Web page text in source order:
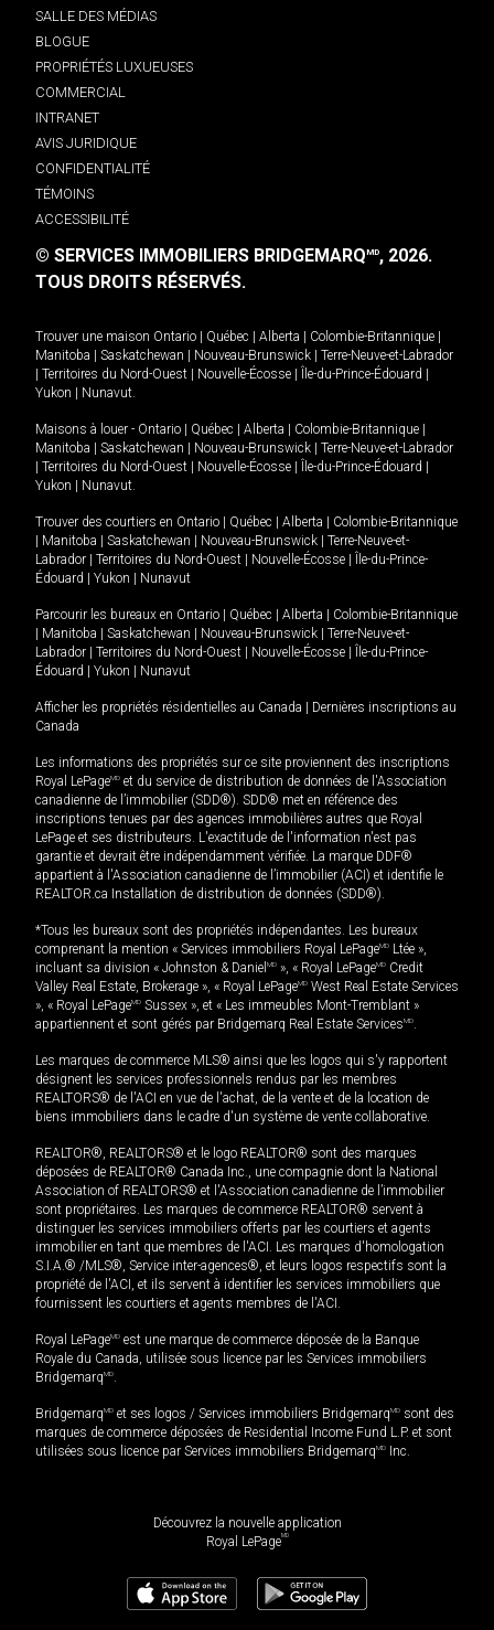
SALLE DES MÉDIAS
BLOGUE
PROPRIÉTÉS LUXUEUSES
COMMERCIAL
INTRANET
AVIS JURIDIQUE
CONFIDENTIALITÉ
TÉMOINS
ACCESSIBILITÉ
© SERVICES IMMOBILIERS BRIDGEMARQMD, 2026.
TOUS DROITS RÉSERVÉS.
Trouver une maison Ontario | Québec | Alberta | Colombie-Britannique |
Manitoba | Saskatchewan | Nouveau-Brunswick | Terre-Neuve-et-Labrador
| Territoires du Nord-Ouest | Nouvelle-Écosse | Île-du-Prince-Édouard |
Yukon | Nunavut
Maisons à louer - Ontario | Québec | Alberta | Colombie-Britannique |
Manitoba | Saskatchewan | Nouveau-Brunswick | Terre-Neuve-et-Labrador
| Territoires du Nord-Ouest | Nouvelle-Écosse | Île-du-Prince-Édouard |
Yukon | Nunavut
Trouver des courtiers en Ontario | Québec | Alberta | Colombie-Britannique
| Manitoba | Saskatchewan | Nouveau-Brunswick | Terre-Neuve-et-
Labrador | Territoires du Nord-Ouest | Nouvelle-Écosse | Île-du-Prince-
Édouard | Yukon | Nunavut
Parcourir les bureaux en Ontario | Québec | Alberta | Colombie-Britannique
| Manitoba | Saskatchewan | Nouveau-Brunswick | Terre-Neuve-et-
Labrador | Territoires du Nord-Ouest | Nouvelle-Écosse | Île-du-Prince-
Édouard | Yukon | Nunavut
Afficher les propriétés résidentielles au Canada | Dernières inscriptions au
Canada
Les informations des propriétés sur ce site proviennent des inscriptions
Royal LePageMD et du service de distribution de données de l'Association
canadienne de l’immobilier (SDD®). SDD® met en référence des
inscriptions tenues par des agences immobilières autres que Royal
LePage et ses distributeurs. L'exactitude de l'information n'est pas
garantie et devrait être indépendamment vérifiée. La marque DDF®
appartient à l'Association canadienne de l’immobilier (ACI) et identifie le
REALTOR.ca Installation de distribution de données (SDD®).
*Tous les bureaux sont des propriétés indépendantes. Les bureaux
comprenant la mention « Services immobiliers Royal LePageMD Ltée »,
incluant sa division « Johnston & Daniel MD », « Royal LePageMD Credit
Valley Real Estate, Brokerage », « Royal LePageMD West Real Estate Services
», « Royal LePageMD Sussex », et « Les immeubles Mont-Tremblant »
appartiennent et sont gérés par Bridgemarq Real Estate ServicesMD
Les marques de commerce MLS® ainsi que les logos qui s'y rapportent
désignent les services professionnels rendus par les membres
REALTORS® de l'ACI en vue de l'achat, de la vente et de la location de
biens immobiliers dans le cadre d'un système de vente collaborative.
REALTOR®, REALTORS® et le logo REALTOR® sont des marques
déposées de REALTOR® Canada Inc., une compagnie dont la National
Association of REALTORS® et l'Association canadienne de l’immobilier
sont propriétaires. Les marques de commerce REALTOR® servent à
distinguer les services immobiliers offerts par les courtiers et agents
immobilier en tant que membres de l'ACI. Les marques d'homologation
S.I.A.® /MLS®, Service inter-agences®, et leurs logos respectifs sont la
propriété de l'ACI, et ils servent à identifier les services immobiliers que
fournissent les courtiers et agents membres de l'ACI.
Royal LePageMD est une marque de commerce déposée de la Banque
Royale du Canada, utilisée sous licence par les Services immobiliers
BridgemarqMD
BridgemarqMD et ses logos / Services immobiliers BridgemarqMD sont des
marques de commerce déposées de Residential Income Fund L.P. et sont
utilisées sous licence par Services immobiliers BridgemarqMD Inc.
Découvrez la nouvelle application
Royal LePageMD